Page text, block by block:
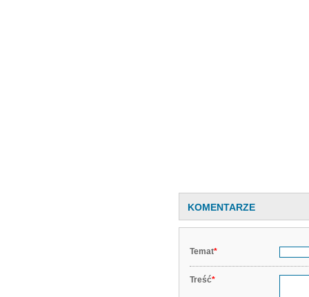
KOMENTARZE
Temat*
Treść*